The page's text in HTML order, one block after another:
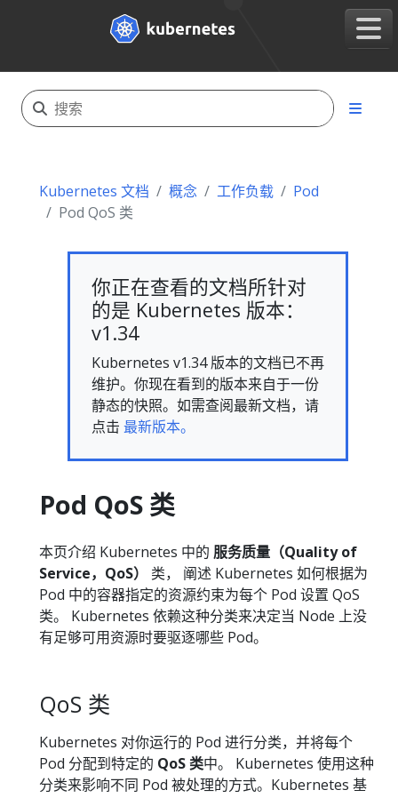
Kubernetes 文档 概念 工作负载
Pod
Pod QoS 类
你正在查看的文档所针对
的是 Kubernetes 版本：
v1.34
Kubernetes v1.34 版本的文档已不再
维护。你现在看到的版本来自于一份
静态的快照。如需查阅最新文档，请
点击 最新版本。
Pod QoS 类
本页介绍 Kubernetes 中的 服务质量（Quality of
Service，QoS）
类， 阐述 Kubernetes 如何根据为
Pod 中的容器指定的资源约束为每个 Pod 设置 QoS
类。 Kubernetes 依赖这种分类来决定当 Node 上没
有足够可用资源时要驱逐哪些 Pod。
QoS 类
Kubernetes 对你运行的 Pod 进行分类，并将每个
Pod 分配到特定的 QoS 类中。 Kubernetes 使用这种
分类来影响不同 Pod 被处理的方式。Kubernetes 基